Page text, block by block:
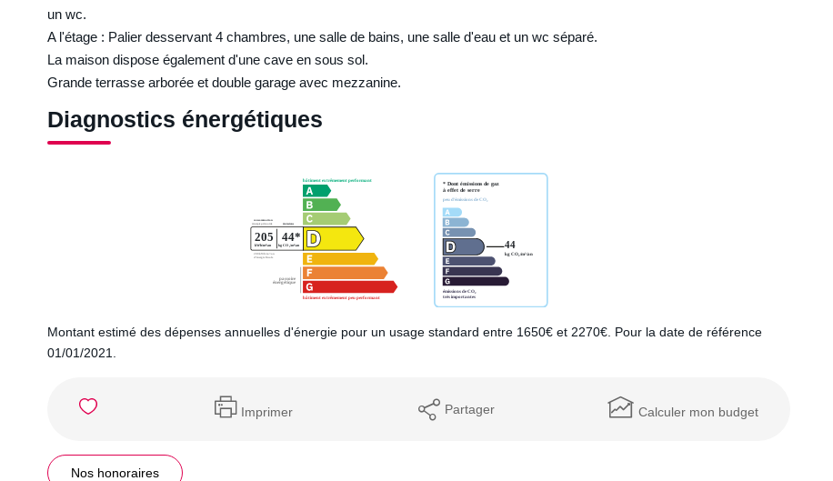
un wc.
A l'étage : Palier desservant 4 chambres, une salle de bains, une salle d'eau et un wc séparé.
La maison dispose également d'une cave en sous sol.
Grande terrasse arborée et double garage avec mezzanine.
Diagnostics énergétiques
Montant estimé des dépenses annuelles d'énergie pour un usage standard entre 1650€ et 2270€. Pour la date de référence
01/01/2021.
Imprimer Partager Calculer mon budget
Nos honoraires